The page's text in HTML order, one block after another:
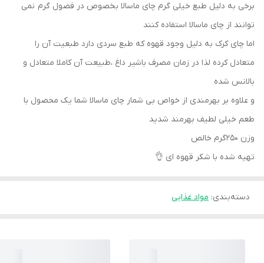
برخی به دلیل طبع خیلی گرم چای ماسالا بخصوص در فصول گرم نمی
توانند از چای ماسالا استفاده کنند
اما چای کرک به دلیل وجود قهوه که طبع سردی دارد طبعیت آن را
متعادل کرده لذا در زمان مصرف باشیر داغ ،طبیعت آن کاملا متعادل و
بالانس شده
و علاوه بر بهرمندی از خواص بی شمار چای ماسالا شما یک محصول با
طعم خیلی لطیف بهرمند شدید
وزن ۲۵۰گرم خالص
تهیه شده با شکر قهوه ای 👌
دسته‌بندی: مواد غذایی